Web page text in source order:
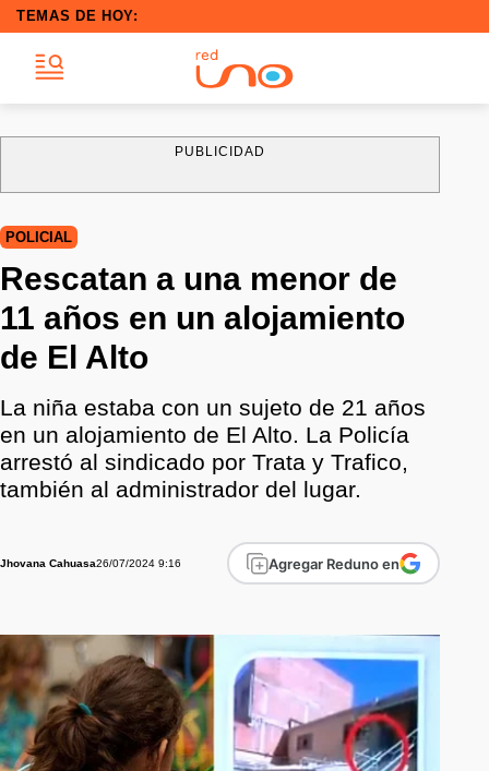
TEMAS DE HOY:
PUBLICIDAD
POLICIAL
Rescatan a una menor de
11 años en un alojamiento
de El Alto
La niña estaba con un sujeto de 21 años
en un alojamiento de El Alto. La Policía
arrestó al sindicado por Trata y Trafico,
también al administrador del lugar.
Jhovana Cahuasa26/07/2024 9:16 Agregar Reduno en